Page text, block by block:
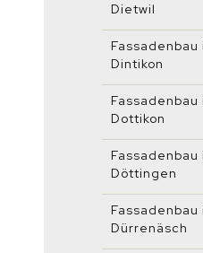
Dietwil
Fassadenbau
Dintikon
Fassadenbau
Dottikon
Fassadenbau
Döttingen
Fassadenbau
Dürrenäsch